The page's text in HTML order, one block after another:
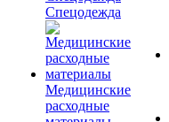
Спецодежда
Медицинские
расходные